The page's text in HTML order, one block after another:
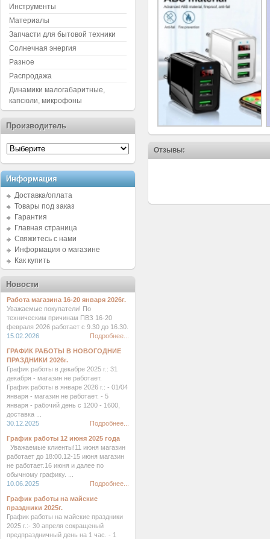
Отзывы:
Инструменты
Материалы
Запчасти для бытовой техники
Солнечная энергия
Разное
Распродажа
Динамики малогабаритные,
капсюли, микрофоны
Производитель
Информация
Доставка/оплата
Товары под заказ
Гарантия
Главная страница
Свяжитесь с нами
Информация о магазине
Как купить
Новости
Работа магазина 16-20 января 2026г.
Уважаемые покупатели! По
техническим причинам ПВЗ 16-20
февраля 2026 работает с 9.30 до 16.30.
15.02.2026
Подробнее...
ГРАФИК РАБОТЫ В НОВОГОДНИЕ
ПРАЗДНИКИ 2026г.
График работы в декабре 2025 г.: 31
декабря - магазин не работает.
График работы в январе 2026 г.: - 01/04
января - магазин не работает. - 5
января - рабочий день с 1200 - 1600,
доставка ...
30.12.2025
Подробнее...
График работы 12 июня 2025 года
Уважаемые клиенты!11 июня магазин
работает до 18:00.12-15 июня магазин
не работает.16 июня и далее по
обычному графику. ...
10.06.2025
Подробнее...
График работы на майские
праздники 2025г.
График работы на майские праздники
2025 г.:- 30 апреля сокращеный
предпраздничный день на 1 час. - 1